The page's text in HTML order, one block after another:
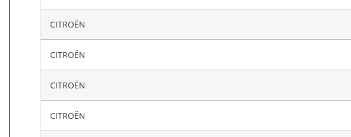
CITROËN
CITROËN
CITROËN
CITROËN